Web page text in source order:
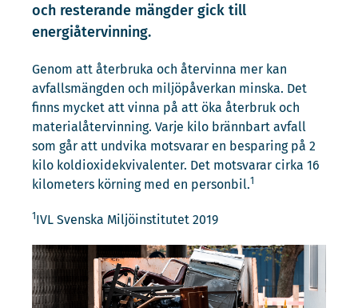
och resterande mängder gick till
energiåtervinning.
Genom att återbruka och återvinna mer kan
avfallsmängden och miljöpåverkan minska. Det
finns mycket att vinna på att öka återbruk och
materialåtervinning. Varje kilo brännbart avfall
som går att undvika motsvarar en besparing på 2
kilo koldioxidekvivalenter. Det motsvarar cirka 16
kilometers körning med en personbil.1
1IVL Svenska Miljöinstitutet 2019